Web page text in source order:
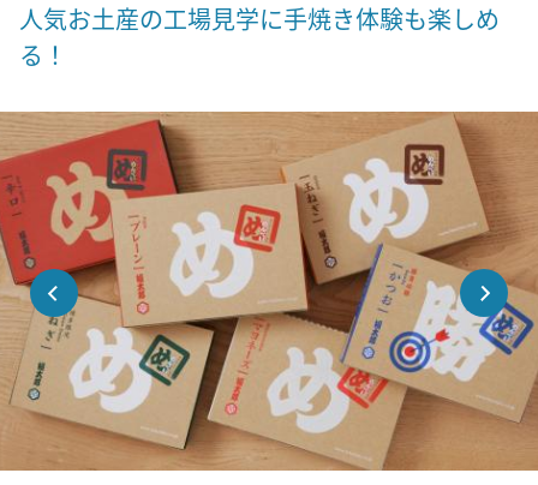
人気お土産の工場見学に手焼き体験も楽しめ
る！